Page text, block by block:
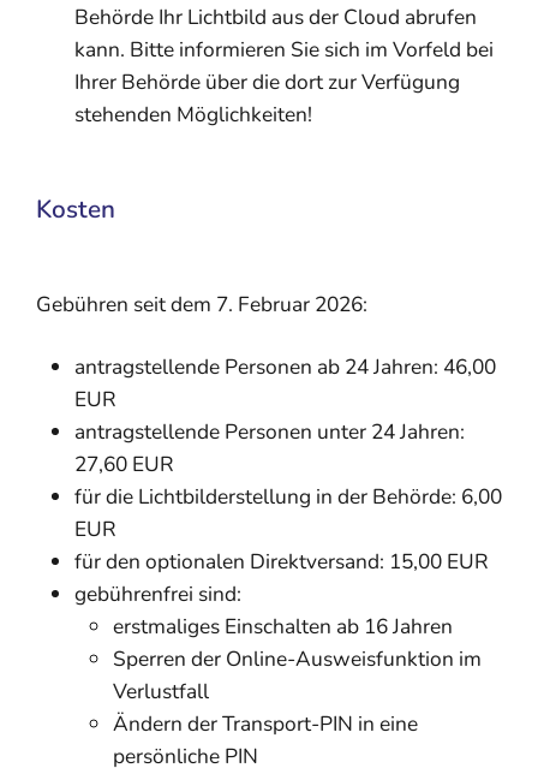
Behörde Ihr Lichtbild aus der Cloud abrufen
kann. Bitte informieren Sie sich im Vorfeld bei
Ihrer Behörde über die dort zur Verfügung
stehenden Möglichkeiten!
Kosten
Gebühren seit dem 7. Februar 2026:
antragstellende Personen ab 24 Jahren: 46,00
EUR
antragstellende Personen unter 24 Jahren:
27,60 EUR
für die Lichtbilderstellung in der Behörde: 6,00
EUR
für den optionalen Direktversand: 15,00 EUR
gebührenfrei sind:
erstmaliges Einschalten ab 16 Jahren
Sperren der Online-Ausweisfunktion im
Verlustfall
Ändern der Transport-PIN in eine
persönliche PIN